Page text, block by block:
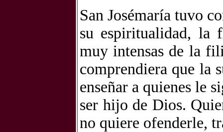
San Josémaría tuvo
su espiritualidad, la
muy intensas de la
comprendiera que la
enseñar a quienes le
ser hijo de Dios.
no quiere ofenderle,